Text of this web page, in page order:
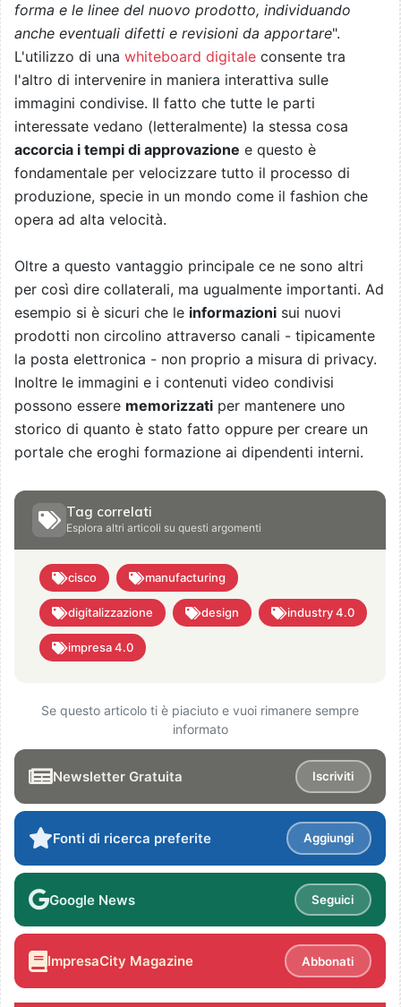
forma e le linee del nuovo prodotto, individuando
anche eventuali difetti e revisioni da apportare".
L'utilizzo di una whiteboard digitale consente tra
l'altro di intervenire in maniera interattiva sulle
immagini condivise. Il fatto che tutte le parti
interessate vedano (letteralmente) la stessa cosa
accorcia i tempi di approvazione e questo è
fondamentale per velocizzare tutto il processo di
produzione, specie in un mondo come il fashion che
opera ad alta velocità.
Oltre a questo vantaggio principale ce ne sono altri
per così dire collaterali, ma ugualmente importanti. Ad
esempio si è sicuri che le informazioni sui nuovi
prodotti non circolino attraverso canali - tipicamente
la posta elettronica - non proprio a misura di privacy.
Inoltre le immagini e i contenuti video condivisi
possono essere memorizzati per mantenere uno
storico di quanto è stato fatto oppure per creare un
portale che eroghi formazione ai dipendenti interni.
Tag correlati
Esplora altri articoli su questi argomenti
cisco manufacturing
digitalizzazione design industry 4.0
impresa 4.0
Se questo articolo ti è piaciuto e vuoi rimanere sempre
informato
Newsletter Gratuita Iscriviti
Fonti di ricerca preferite Aggiungi
Google News Seguici
ImpresaCity Magazine Abbonati